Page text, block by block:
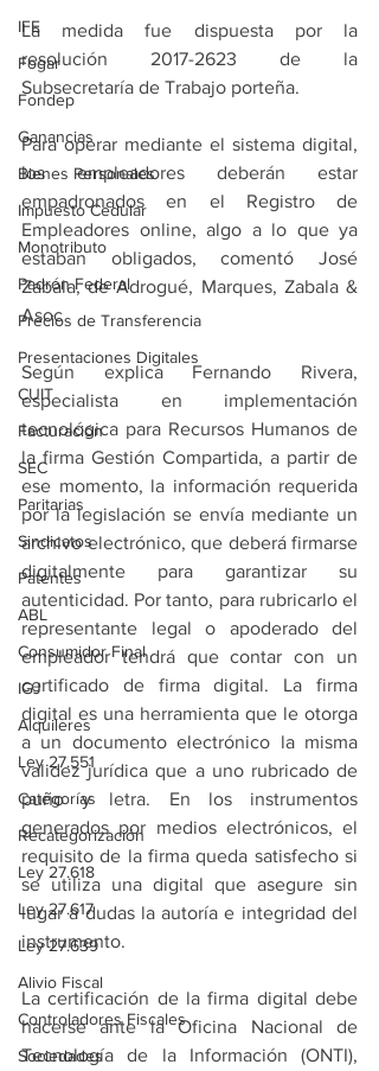
IFE
Fogar
Fondep
Ganancias
Bienes Personales
Impuesto Cedular
Monotributo
Padrón Federal
Precios de Transferencia
Presentaciones Digitales
CUIT
Facturación
SEC
Paritarias
Sindicatos
Patentes
ABL
Consumidor Final
IGJ
Alquileres
Ley 27.551
Categorías
Recategorización
Ley 27.618
Ley 27.617
Ley 27.639
Alivio Fiscal
Controladores Fiscales
Sociedades
La medida fue dispuesta por la
resolución 2017-2623 de la
Subsecretaría de Trabajo porteña.
Para operar mediante el sistema digital,
los empleadores deberán estar
empadronados en el Registro de
Empleadores online, algo a lo que ya
estaban obligados, comentó José
Zabala, de Adrogué, Marques, Zabala &
Asoc
Según explica Fernando Rivera,
especialista en implementación
tecnológica para Recursos Humanos de
la firma Gestión Compartida, a partir de
ese momento, la información requerida
por la legislación se envía mediante un
archivo electrónico, que deberá firmarse
digitalmente para garantizar su
autenticidad. Por tanto, para rubricarlo el
representante legal o apoderado del
empleador tendrá que contar con un
certificado de firma digital. La firma
digital es una herramienta que le otorga
a un documento electrónico la misma
validez jurídica que a uno rubricado de
puño y letra. En los instrumentos
generados por medios electrónicos, el
requisito de la firma queda satisfecho si
se utiliza una digital que asegure sin
lugar a dudas la autoría e integridad del
instrumento.
La certificación de la firma digital debe
hacerse ante la Oficina Nacional de
Tecnología de la Información (ONTI),